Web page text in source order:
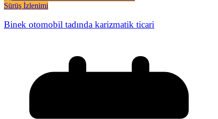
Sürüş İzlenimi
Binek otomobil tadında karizmatik ticari